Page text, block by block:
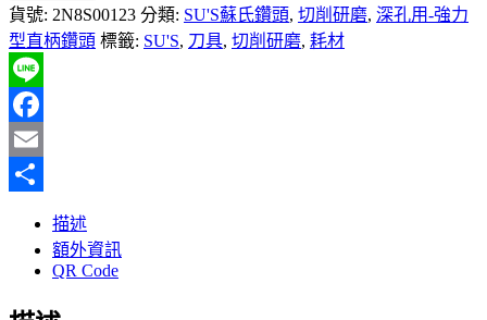
貨號: 2N8S00123 分類: SU'S蘇氏鑽頭, 切削研磨, 深孔用-強力
型直柄鑽頭 標籤: SU'S, 刀具, 切削研磨, 耗材
Line
Facebook
Email
描述
額外資訊
QR Code